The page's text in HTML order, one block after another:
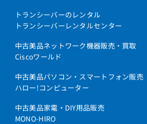
トランシーバーのレンタル
トランシーバーレンタルセンター
中古美品ネットワーク機器販売・買取
Ciscoワールド
中古美品パソコン・スマートフォン販売
ハロー!コンピューター
中古美品家電・DIY用品販売
MONO-HIRO